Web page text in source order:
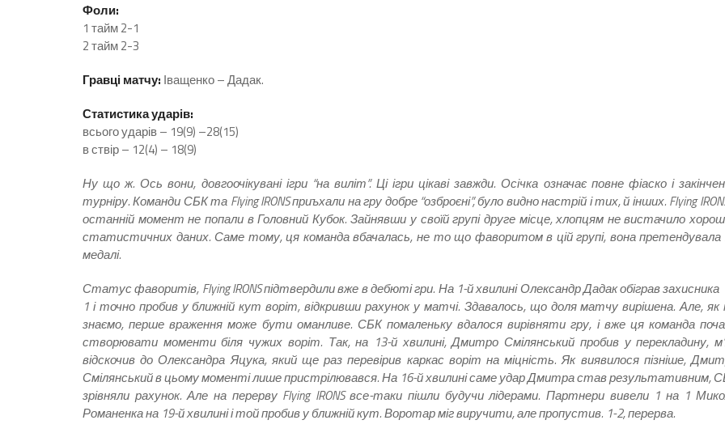
Фоли:
1 тайм 2-1
2 тайм 2-3
Гравці матчу: Іващенко – Дадак.
Статистика ударів:
всього ударів – 19(9) –28(15)
в ствір – 12(4) – 18(9)
Ну що ж. Ось вони, довгоочікувані ігри “на виліт”. Ці ігри цікаві завжди. Осічка означає повне фіаско і
турніру. Команди СБК та Flying IRONS приъхали на гру добре “озброєні”, було видно настрій і тих, й інших. Flying
останній момент не попали в Головний Кубок. Зайнявши у своїй групі друге місце, хлопцям не вистачило
статистичних даних. Саме тому, ця команда вбачалась, не то що фаворитом в цій групі, вона претендувала
медалі.
Статус фаворитів, Flying IRONS підтвердили вже в дебюті гри. На 1-й хвилині Олександр Дадак обіграв захисника
1 і точно пробив у ближній кут воріт, відкривши рахунок у матчі. Здавалось, що доля матчу вирішена. Але, як
знаємо, перше враження може бути оманливе. СБК помаленьку вдалося вирівняти гру, і вже ця команда
створювати моменти біля чужих воріт. Так, на 13-й хвилині, Дмитро Смілянський пробив у перекладину,
відскочив до Олександра Яцука, який ще раз перевірив каркас воріт на міцність. Як виявилося пізніше,
Смілянський в цьому моменті лише пристрілювався. На 16-й хвилині саме удар Дмитра став результативним,
зрівняли рахунок. Але на перерву Flying IRONS все-таки пішли будучи лідерами. Партнери вивели 1 на 1
Романенка на 19-й хвилині і той пробив у ближній кут. Воротар міг виручити, але пропустив. 1-2, перерва.